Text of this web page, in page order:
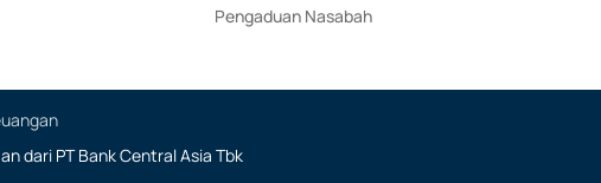
Pengaduan Nasabah
dari PT Bank Central Asia Tbk